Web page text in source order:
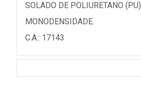
SOLADO DE POLIURETANO (PU)
MONODENSIDADE.
C.A.: 17143